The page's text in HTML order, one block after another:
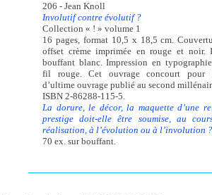
206 - Jean Knoll
Involutif contre évolutif ?
Collection « ! » volume 1
16 pages, format 10,5 x 18,5 cm.
offset crème imprimée en rouge et noir.
bouffant blanc. Impression en
fil rouge. Cet ouvrage concourt pour
d’ultime ouvrage publié au second
ISBN 2-86288-115-5.
La dorure, le décor, la maquette d’une
prestige doit-elle être soumise, au
réalisation, à l’évolution ou à l’involution
70 ex. sur bouffant.